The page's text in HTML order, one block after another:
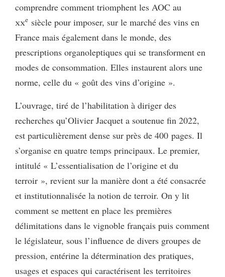
comprendre comment triomphent les AOC au
xxe siècle pour imposer, sur le marché des vins en
France mais également dans le monde, des
prescriptions organoleptiques qui se transforment en
modes de consommation. Elles instaurent alors une
norme, celle du « goût des vins d’origine ».
L’ouvrage, tiré de l’habilitation à diriger des
recherches qu’Olivier Jacquet a soutenue fin 2022,
est particulièrement dense sur près de 400 pages. Il
s’organise en quatre temps principaux. Le premier,
intitulé « L’essentialisation de l’origine et du
terroir », revient sur la manière dont a été consacrée
et institutionnalisée la notion de terroir. On y lit
comment se mettent en place les premières
délimitations dans le vignoble français puis comment
le législateur, sous l’influence de divers groupes de
pression, entérine la détermination des pratiques,
usages et espaces qui caractérisent les territoires